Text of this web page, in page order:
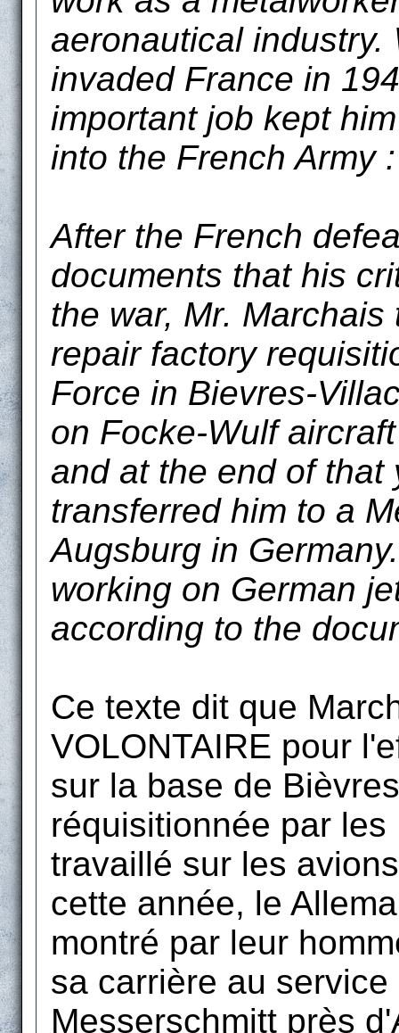
aeronautical industry.
invaded France in
important job kept
into the French Army :
After the French
documents that his
the war, Mr.
repair factory
Force in Bievres-
on Focke-Wulf
and at the end of that
transferred him to a
Augsburg in
working on German
according to the
Ce texte dit que
VOLONTAIRE pour
sur la base de
réquisitionnée par
travaillé sur les
cette année, le
montré par leur
sa carrière au
Messerschmitt près